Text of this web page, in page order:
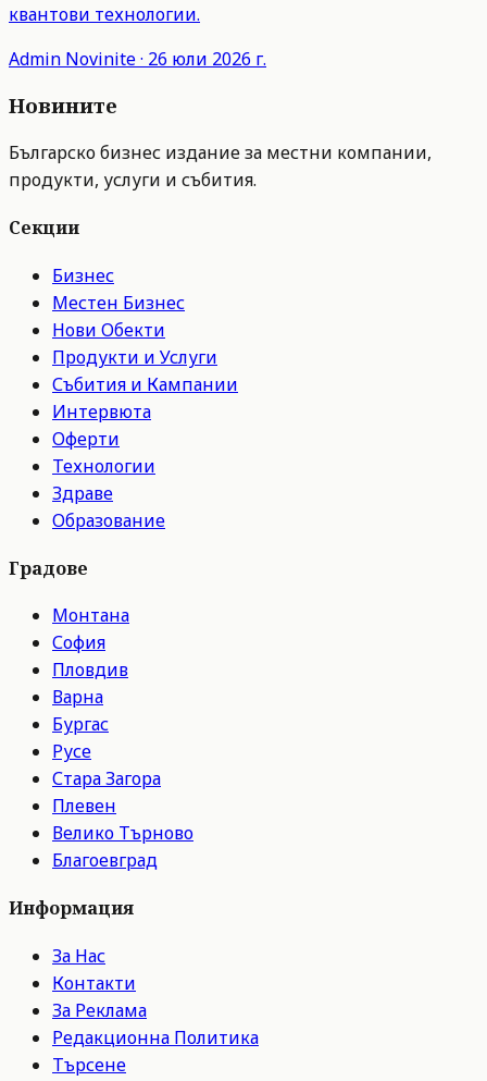
квантови технологии.
Admin Novinite· 26 юли 2026 г.
Новините
Българско бизнес издание за местни компании,
продукти, услуги и събития.
Секции
Бизнес
Местен Бизнес
Нови Обекти
Продукти и Услуги
Събития и Кампании
Интервюта
Оферти
Технологии
Здраве
Образование
Градове
Монтана
София
Пловдив
Варна
Бургас
Русе
Стара Загора
Плевен
Велико Търново
Благоевград
Информация
За Нас
Контакти
За Реклама
Редакционна Политика
Търсене